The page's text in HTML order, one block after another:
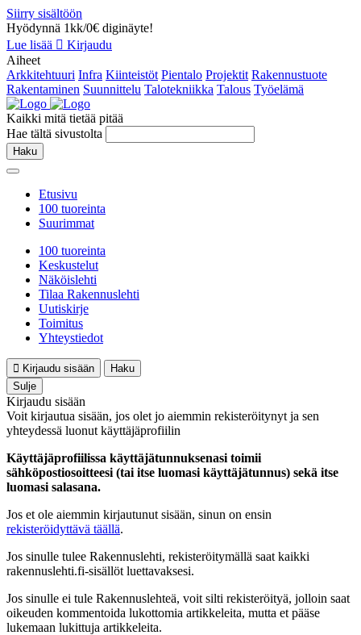
Siirry sisältöön
Hyödynnä 1kk/0€ diginäyte!
Lue lisää
Kirjaudu
Aiheet
Arkkitehtuuri Infra Kiinteistöt Pientalo Projektit Rakennustuote
Rakentaminen Suunnittelu Talotekniikka Talous Työelämä
Kaikki mitä tietää pitää
Hae tältä sivustolta
Haku
Etusivu
100 tuoreinta
Suurimmat
100 tuoreinta
Keskustelut
Näköislehti
Tilaa Rakennuslehti
Uutiskirje
Toimitus
Yhteystiedot
Kirjaudu sisään
Haku
Sulje
Kirjaudu sisään
Voit kirjautua sisään, jos olet jo aiemmin rekisteröitynyt ja sen
yhteydessä luonut käyttäjäprofiilin
Käyttäjäprofiilissa käyttäjätunnuksenasi toimii
sähköpostiosoitteesi (tai itse luomasi käyttäjätunnus) sekä itse
luomasi salasana.
Jos et ole aiemmin kirjautunut sisään, sinun on ensin
rekisteröidyttävä täällä.
Jos sinulle tulee Rakennuslehti, rekisteröitymällä saat kaikki
rakennuslehti.fi-sisällöt luettavaksesi.
Jos sinulle ei tule Rakennuslehteä, voit silti rekisteröityä, jolloin saat
oikeuden kommentoida lukottomia artikkeleita, mutta et pääse
lukemaan lukittuja artikkeleita.